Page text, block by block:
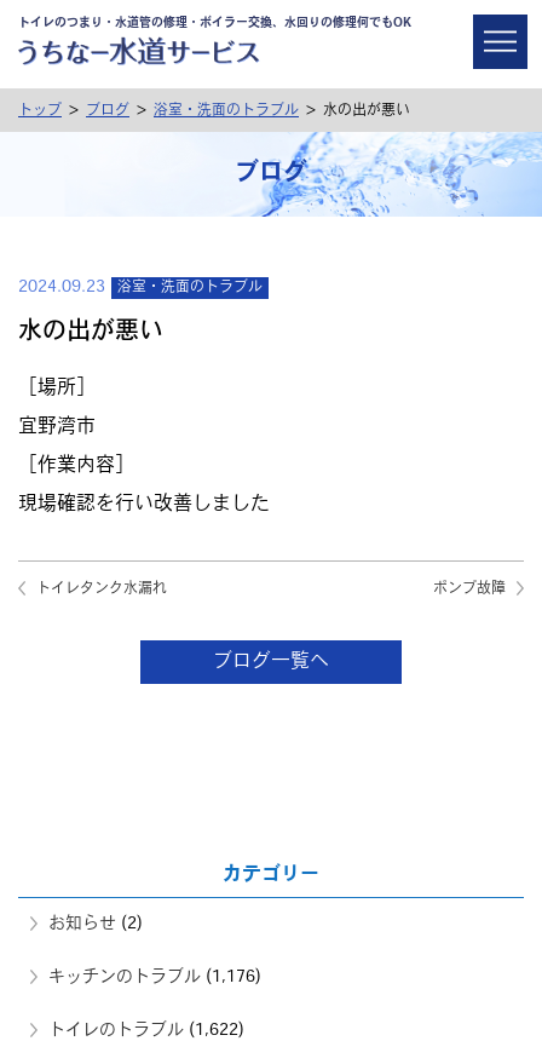
トイレのつまり・水道管の修理・ボイラー交換、水回りの修理何でもOK
トップ > ブログ > 浴室・洗面のトラブル > 水の出が悪い
ブログ
2024.09.23 浴室・洗面のトラブル
水の出が悪い
［場所］
宜野湾市
［作業内容］
現場確認を行い改善しました
トイレタンク水漏れ ポンプ故障
ブログ一覧へ
カテゴリー
お知らせ (2)
キッチンのトラブル (1,176)
トイレのトラブル (1,622)